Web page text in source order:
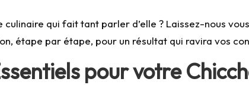
qui fait tant parler d’elle ? Laissez-nous
étape par étape, pour un résultat qui ravira vos
pour votre